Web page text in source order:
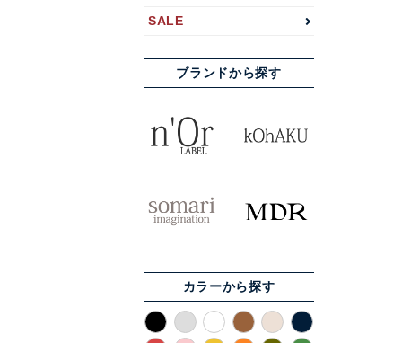
SALE
ブランドから探す
カラーから探す